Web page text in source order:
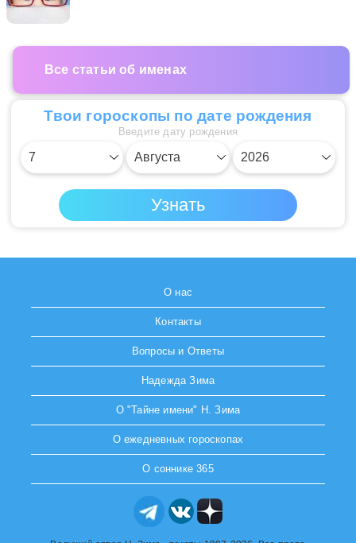
Все статьи об именах
Твои гороскопы по дате рождения
Введите дату рождения
О нас
Контакты
Вопросы и Ответы
Надежда Зима
О "Тайне имени" Н. Зима
О ежедневных гороскопах
О соннике 365